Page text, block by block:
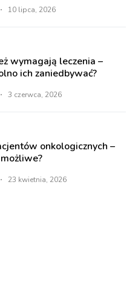
10 lipca, 2026
wymagają leczenia –
ich zaniedbywać?
3 czerwca, 2026
onkologicznych –
23 kwietnia, 2026